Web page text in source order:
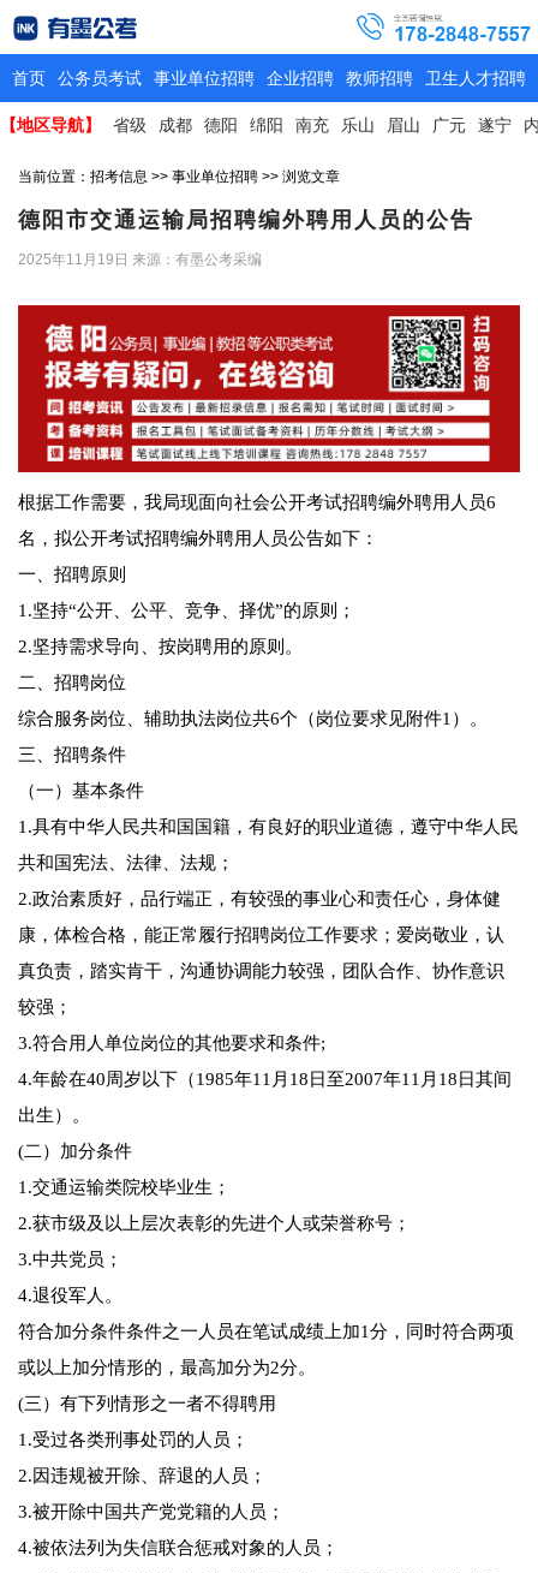
首页 公务员考试 事业单位招聘 企业招聘 教师招聘 卫生人才招聘
【地区导航】 省级 成都 德阳 绵阳 南充 乐山 眉山 广元 遂宁
当前位置： 招考信息 >> 事业单位招聘 >> 浏览文章
德阳市交通运输局招聘编外聘用人员的公告
2025年11月19日 来源：有墨公考采编
根据工作需要，我局现面向社会公开考试招聘编外聘用人员6
名，拟公开考试招聘编外聘用人员公告如下：
一、招聘原则
1.坚持“公开、公平、竞争、择优”的原则；
2.坚持需求导向、按岗聘用的原则。
二、招聘岗位
综合服务岗位、辅助执法岗位共6个（岗位要求见附件1）。
三、招聘条件
（一）基本条件
1.具有中华人民共和国国籍，有良好的职业道德，遵守中华人民
共和国宪法、法律、法规；
2.政治素质好，品行端正，有较强的事业心和责任心，身体健
康，体检合格，能正常履行招聘岗位工作要求；爱岗敬业，认
真负责，踏实肯干，沟通协调能力较强，团队合作、协作意识
较强；
3.符合用人单位岗位的其他要求和条件;
4.年龄在40周岁以下（1985年11月18日至2007年11月18日其间
出生）。
(二）加分条件
1.交通运输类院校毕业生；
2.获市级及以上层次表彰的先进个人或荣誉称号；
3.中共党员；
4.退役军人。
符合加分条件条件之一人员在笔试成绩上加1分，同时符合两项
或以上加分情形的，最高加分为2分。
(三）有下列情形之一者不得聘用
1.受过各类刑事处罚的人员；
2.因违规被开除、辞退的人员；
3.被开除中国共产党党籍的人员；
4.被依法列为失信联合惩戒对象的人员；